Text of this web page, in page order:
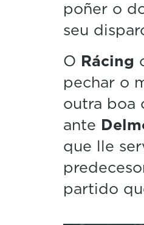
poñer o
seu
O Rácing
pechar o
outra boa
ante
que lle
partido